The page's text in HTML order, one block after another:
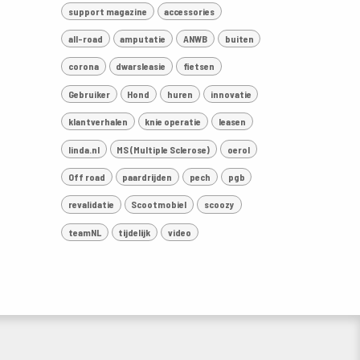
support magazine accessories
all-road amputatie ANWB buiten
corona dwarsleasie fietsen
Gebruiker Hond huren innovatie
klantverhalen knie operatie leasen
linda.nl MS (Multiple Sclerose) oerol
Off road paardrijden pech pgb
revalidatie Scootmobiel scoozy
teamNL tijdelijk video